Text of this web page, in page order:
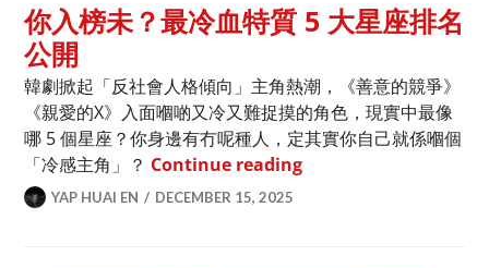
你入榜未？最冷血特質 5 大星座排名
公開
韓劇掀起「反社會人格傾向」主角熱潮，《善意的競爭》
《親愛的X》入面嗰啲又冷又難捉摸的角色，現實中最像
哪 5 個星座？你身邊有冇呢種人，定其實你自己就係嗰個
「冷感主角」？ Continue reading你入榜未？最冷血特質
YAP HUAI EN DECEMBER 15, 2025